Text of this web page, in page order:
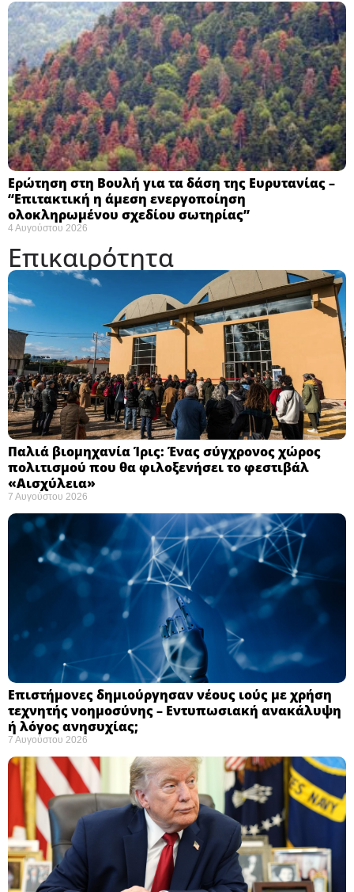
Ερώτηση στη Βουλή για τα δάση της Ευρυτανίας –
“Eπιτακτική η άμεση ενεργοποίηση
ολοκληρωμένου σχεδίου σωτηρίας”
4 Αυγούστου 2026
Επικαιρότητα
Παλιά βιομηχανία Ίρις: Ένας σύγχρονος χώρος
πολιτισμού που θα φιλοξενήσει το φεστιβάλ
«Αισχύλεια» ​
7 Αυγούστου 2026
Επιστήμονες δημιούργησαν νέους ιούς με χρήση
τεχνητής νοημοσύνης – Εντυπωσιακή ανακάλυψη
ή λόγος ανησυχίας; ​
7 Αυγούστου 2026